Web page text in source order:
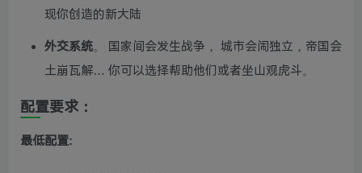
现你创造的新大陆
外交系统。 国家间会发生战争， 城市会闹独立，帝国会
土崩瓦解… 你可以选择帮助他们或者坐山观虎斗。
配置要求：
最低配置: